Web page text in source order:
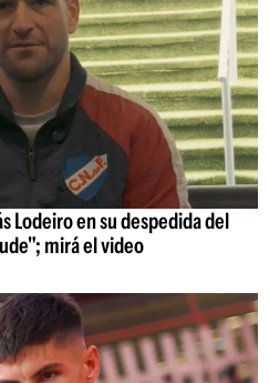
Lodeiro en su despedida del
mirá el video